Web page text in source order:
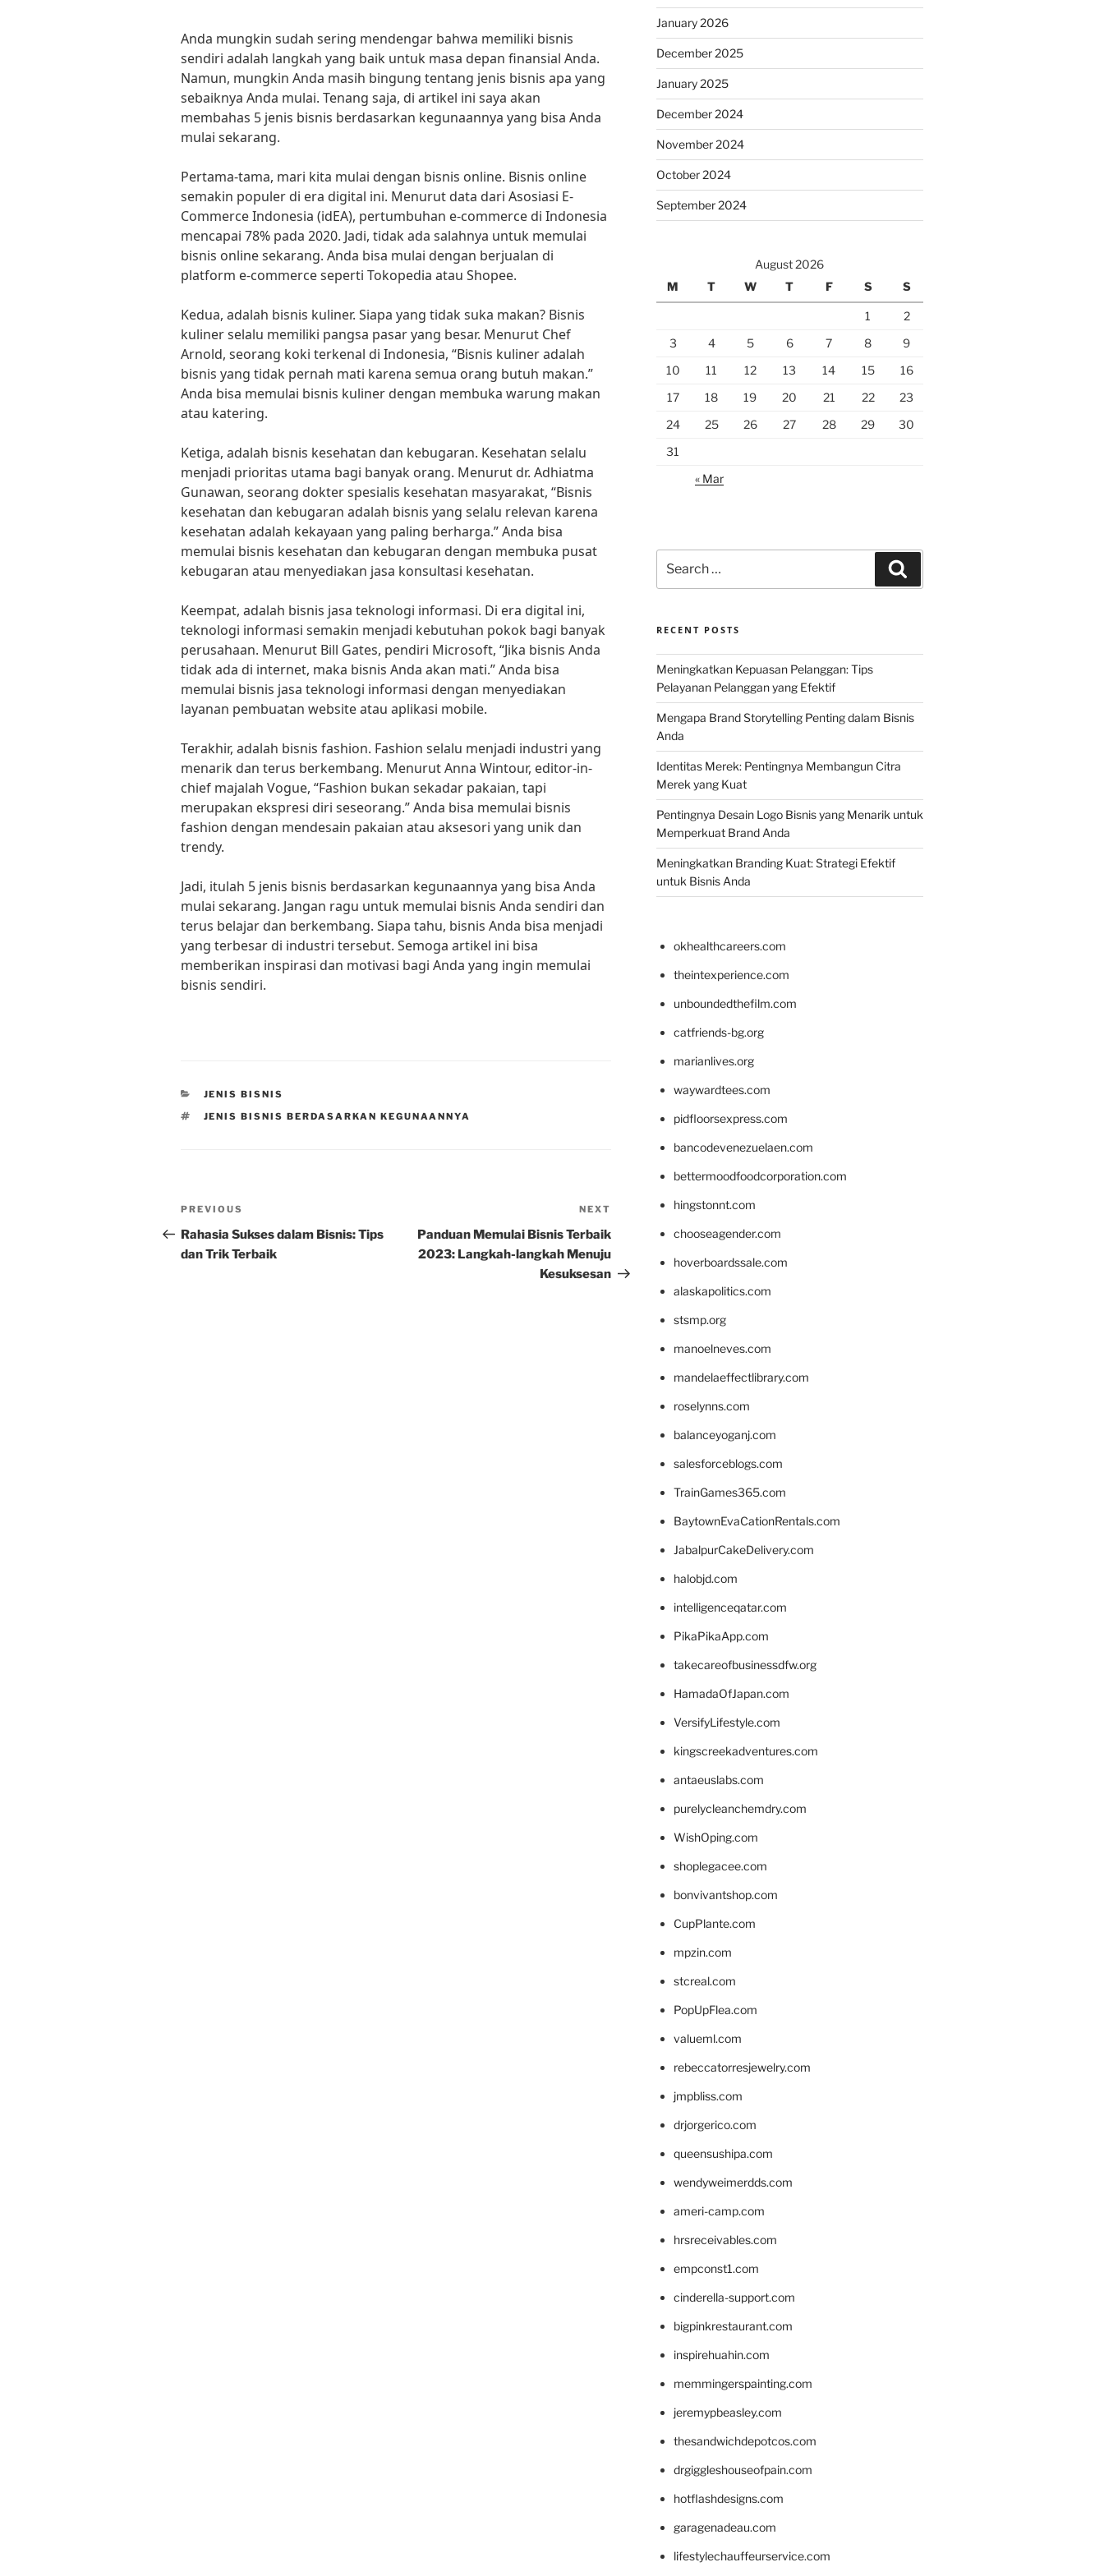
Anda mungkin sudah sering mendengar bahwa memiliki bisnis
sendiri adalah langkah yang baik untuk masa depan finansial Anda.
Namun, mungkin Anda masih bingung tentang jenis bisnis apa yang
sebaiknya Anda mulai. Tenang saja, di artikel ini saya akan
membahas 5 jenis bisnis berdasarkan kegunaannya yang bisa Anda
mulai sekarang.
Pertama-tama, mari kita mulai dengan bisnis online. Bisnis online
semakin populer di era digital ini. Menurut data dari Asosiasi E-
Commerce Indonesia (idEA), pertumbuhan e-commerce di Indonesia
mencapai 78% pada 2020. Jadi, tidak ada salahnya untuk memulai
bisnis online sekarang. Anda bisa mulai dengan berjualan di
platform e-commerce seperti Tokopedia atau Shopee.
Kedua, adalah bisnis kuliner. Siapa yang tidak suka makan? Bisnis
kuliner selalu memiliki pangsa pasar yang besar. Menurut Chef
Arnold, seorang koki terkenal di Indonesia, “Bisnis kuliner adalah
bisnis yang tidak pernah mati karena semua orang butuh makan.”
Anda bisa memulai bisnis kuliner dengan membuka warung makan
atau katering.
Ketiga, adalah bisnis kesehatan dan kebugaran. Kesehatan selalu
menjadi prioritas utama bagi banyak orang. Menurut dr. Adhiatma
Gunawan, seorang dokter spesialis kesehatan masyarakat, “Bisnis
kesehatan dan kebugaran adalah bisnis yang selalu relevan karena
kesehatan adalah kekayaan yang paling berharga.” Anda bisa
memulai bisnis kesehatan dan kebugaran dengan membuka pusat
kebugaran atau menyediakan jasa konsultasi kesehatan.
Keempat, adalah bisnis jasa teknologi informasi. Di era digital ini,
teknologi informasi semakin menjadi kebutuhan pokok bagi banyak
perusahaan. Menurut Bill Gates, pendiri Microsoft, “Jika bisnis Anda
tidak ada di internet, maka bisnis Anda akan mati.” Anda bisa
memulai bisnis jasa teknologi informasi dengan menyediakan
layanan pembuatan website atau aplikasi mobile.
Terakhir, adalah bisnis fashion. Fashion selalu menjadi industri yang
menarik dan terus berkembang. Menurut Anna Wintour, editor-in-
chief majalah Vogue, “Fashion bukan sekadar pakaian, tapi
merupakan ekspresi diri seseorang.” Anda bisa memulai bisnis
fashion dengan mendesain pakaian atau aksesori yang unik dan
trendy.
Jadi, itulah 5 jenis bisnis berdasarkan kegunaannya yang bisa Anda
mulai sekarang. Jangan ragu untuk memulai bisnis Anda sendiri dan
terus belajar dan berkembang. Siapa tahu, bisnis Anda bisa menjadi
yang terbesar di industri tersebut. Semoga artikel ini bisa
memberikan inspirasi dan motivasi bagi Anda yang ingin memulai
bisnis sendiri.
CATEGORIES
JENIS BISNIS
TAGS
JENIS BISNIS BERDASARKAN KEGUNAANNYA
Post
navigation
Previous
Post
PREVIOUS
Rahasia Sukses dalam Bisnis: Tips
dan Trik Terbaik
Post
NEXT
Panduan Memulai Bisnis Terbaik
2023: Langkah-langkah Menuju
Kesuksesan
January 2026
December 2025
January 2025
December 2024
November 2024
October 2024
September 2024
August 2026
M
T W T F S S
1
2
3
4 5 6 7 8
9
10
11 12 13 14 15
16
17
18 19 20 21 22
23
24
25 26 27 28 29
30
31
« Mar
for:
RECENT POSTS
Meningkatkan Kepuasan Pelanggan: Tips
Pelayanan Pelanggan yang Efektif
Mengapa Brand Storytelling Penting dalam Bisnis
Anda
Identitas Merek: Pentingnya Membangun Citra
Merek yang Kuat
Pentingnya Desain Logo Bisnis yang Menarik untuk
Memperkuat Brand Anda
Meningkatkan Branding Kuat: Strategi Efektif
untuk Bisnis Anda
okhealthcareers.com
theintexperience.com
unboundedthefilm.com
catfriends-bg.org
marianlives.org
waywardtees.com
pidfloorsexpress.com
bancodevenezuelaen.com
bettermoodfoodcorporation.com
hingstonnt.com
chooseagender.com
hoverboardssale.com
alaskapolitics.com
stsmp.org
manoelneves.com
mandelaeffectlibrary.com
roselynns.com
balanceyoganj.com
salesforceblogs.com
TrainGames365.com
BaytownEvaCationRentals.com
JabalpurCakeDelivery.com
halobjd.com
intelligenceqatar.com
PikaPikaApp.com
takecareofbusinessdfw.org
HamadaOfJapan.com
VersifyLifestyle.com
kingscreekadventures.com
antaeuslabs.com
purelycleanchemdry.com
WishOping.com
shoplegacee.com
bonvivantshop.com
CupPlante.com
mpzin.com
stcreal.com
PopUpFlea.com
valueml.com
rebeccatorresjewelry.com
jmpbliss.com
drjorgerico.com
queensushipa.com
wendyweimerdds.com
ameri-camp.com
hrsreceivables.com
empconst1.com
cinderella-support.com
bigpinkrestaurant.com
inspirehuahin.com
memmingerspainting.com
jeremypbeasley.com
thesandwichdepotcos.com
drgiggleshouseofpain.com
hotflashdesigns.com
garagenadeau.com
lifestylechauffeurservice.com